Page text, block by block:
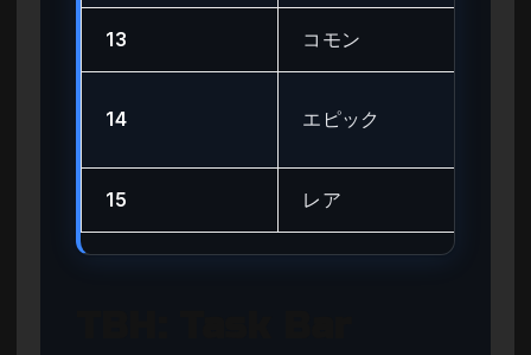
13 コモン
14 エピック
15 レア